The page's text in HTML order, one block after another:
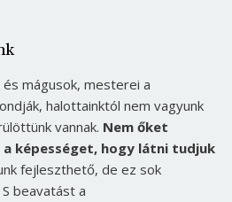
mágusok, mesterei a
halottainktól nem vagyunk
vannak. Nem őket
képességet, hogy látni tudjuk
fejleszthető, de ez sok
beavatást a